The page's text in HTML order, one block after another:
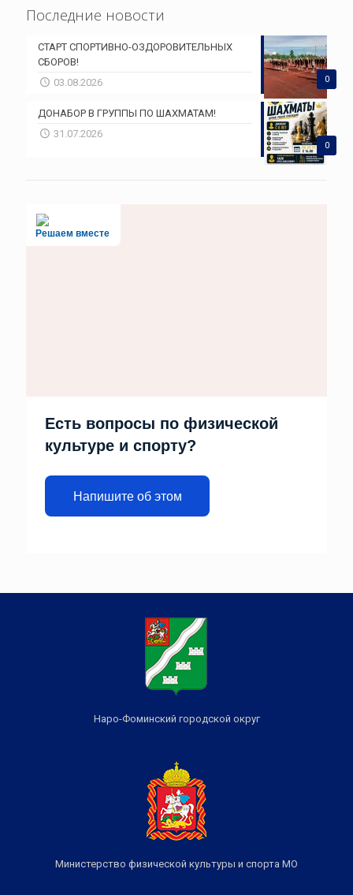
Последние новости
0
СТАРТ СПОРТИВНО-ОЗДОРОВИТЕЛЬНЫХ
СБОРОВ!
03.08.2026
0
ДОНАБОР В ГРУППЫ ПО ШАХМАТАМ!
31.07.2026
Решаем вместе
Есть вопросы по физической
культуре и спорту?
Напишите об этом
Наро-Фоминский городской округ
Министерство физической культуры и спорта МО